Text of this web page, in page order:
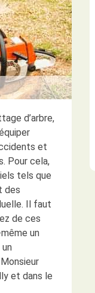
d’arbre,
et
Pour cela,
tels que
des
Il faut
de ces
un
et dans le